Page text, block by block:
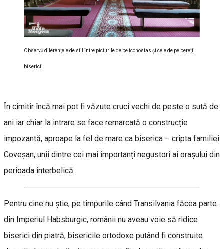
Observă diferențele de stil între picturile de pe iconostas și cele de pe pereții
bisericii.
În cimitir încă mai pot fi văzute cruci vechi de peste o sută de
ani iar chiar la intrare se face remarcată o construcție
impozantă, aproape la fel de mare ca biserica – cripta familiei
Coveșan, unii dintre cei mai importanți negustori ai orașului din
perioada interbelică.
Pentru cine nu știe, pe timpurile când Transilvania făcea parte
din Imperiul Habsburgic, românii nu aveau voie să ridice
biserici din piatră, bisericile ortodoxe putând fi construite